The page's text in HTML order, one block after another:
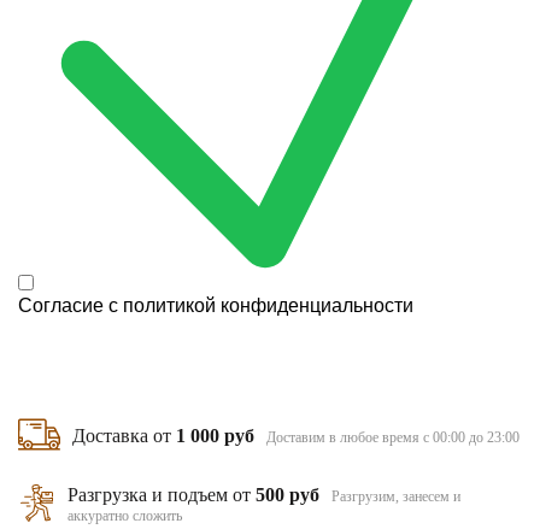
Согласие с политикой конфиденциальности
Доставка от 1 000 руб Доставим в любое время с 00:00 до 23:00
Разгрузка и подъем от500 руб
Разгрузим, занесем и
аккуратно сложить